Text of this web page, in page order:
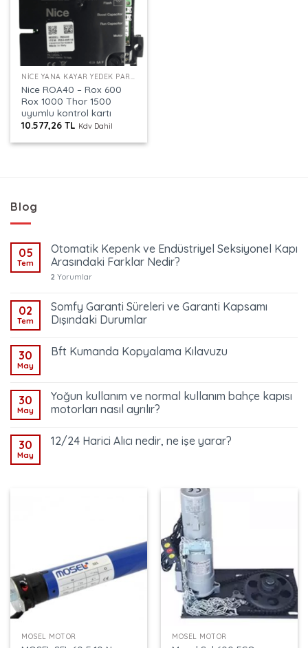
NICE YANA KAYAR YEDEK PARÇA
Nice ROA40 – Rox 600
Rox 1000 Thor 1500
uyumlu kontrol kartı
10.577,26TL Kdv Dahil
Blog
05
Tem
Otomatik Kepenk ve Endüstriyel Seksiyonel Kapı
Arasındaki Farklar Nedir?
2 Yorumlar
02
Tem
Somfy Garanti Süreleri ve Garanti Kapsamı
Dışındaki Durumlar
30
May
Bft Kumanda Kopyalama Kılavuzu
30
May
Yoğun kullanım ve normal kullanım bahçe kapısı
motorları nasıl ayrılır?
30
May
12/24 Harici Alıcı nedir, ne işe yarar?
MOSEL MOTOR MOSEL MOTOR